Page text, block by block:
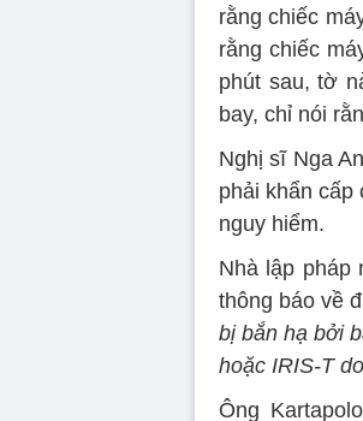
rằng chiếc
rằng chiếc
phút sau, tờ
bay, chỉ nói
Nghị sĩ Nga
phải khẩn
nguy hiểm.
Nhà lập pháp
thông báo về
bị bắn hạ bởi
hoặc IRIS-T
Ông